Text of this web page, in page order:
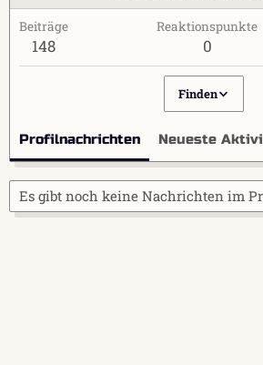
Beiträge
148
Reaktionspunkte
0
Finden
Profilnachrichten Neueste
Es gibt noch keine Nachrichten im